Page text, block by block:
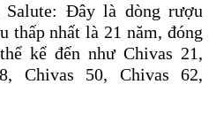
Salute: Đây là dòng rượu
thấp nhất là 21 năm, đóng
kể đến như Chivas 21,
Chivas 50, Chivas 62,